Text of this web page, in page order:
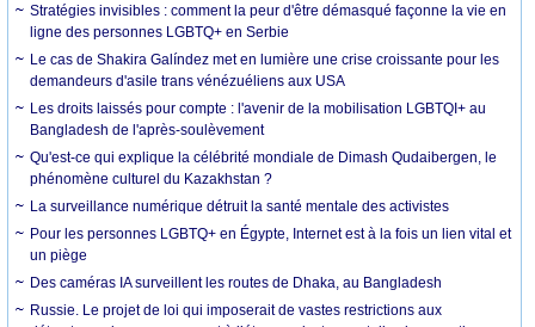
Stratégies invisibles : comment la peur d'être démasqué façonne la vie en
ligne des personnes LGBTQ+ en Serbie
Le cas de Shakira Galíndez met en lumière une crise croissante pour les
demandeurs d'asile trans vénézuéliens aux USA
Les droits laissés pour compte : l'avenir de la mobilisation LGBTQI+ au
Bangladesh de l'après-soulèvement
Qu'est-ce qui explique la célébrité mondiale de Dimash Qudaibergen, le
phénomène culturel du Kazakhstan ?
La surveillance numérique détruit la santé mentale des activistes
Pour les personnes LGBTQ+ en Égypte, Internet est à la fois un lien vital et
un piège
Des caméras IA surveillent les routes de Dhaka, au Bangladesh
Russie. Le projet de loi qui imposerait de vastes restrictions aux